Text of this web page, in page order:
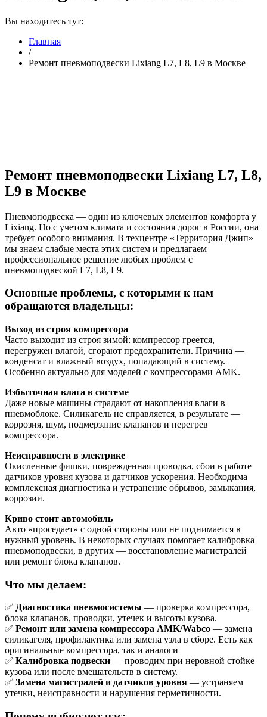
Вы находитесь тут:
Главная
/
Ремонт пневмоподвески Lixiang L7, L8, L9 в Москве
Ремонт пневмоподвески Lixiang L7, L8,
L9 в Москве
Пневмоподвеска — один из ключевых элементов комфорта у
Lixiang. Но с учетом климата и состояния дорог в России, она
требует особого внимания. В техцентре «Территория Джип»
мы знаем слабые места этих систем и предлагаем
профессиональное решение любых проблем с
пневмоподвеской L7, L8, L9.
Основные проблемы, с которыми к нам
обращаются владельцы:
Выход из строя компрессора
Часто выходит из строя зимой: компрессор греется,
перегружен влагой, сгорают предохранители. Причина —
конденсат и влажный воздух, попадающий в систему.
Особенно актуально для моделей с компрессорами AMK.
Избыточная влага в системе
Даже новые машины страдают от накопления влаги в
пневмоблоке. Силикагель не справляется, в результате —
коррозия, шум, подмерзание клапанов и перегрев
компрессора.
Неисправности в электрике
Окисленные фишки, поврежденная проводка, сбои в работе
датчиков уровня кузова и датчиков ускорения. Необходима
комплексная диагностика и устранение обрывов, замыкания,
коррозии.
Криво стоит автомобиль
Авто «проседает» с одной стороны или не поднимается в
нужный уровень. В некоторых случаях помогает калибровка
пневмоподвески, в других — восстановление магистралей
или ремонт блока клапанов.
Что мы делаем:
✅ Диагностика пневмосистемы — проверка компрессора,
блока клапанов, проводки, утечек и высоты кузова.
✅ Ремонт или замена компрессора AMK/Wabco — замена
силикагеля, профилактика или замена узла в сборе. Есть как
оригинальные компрессора, так и аналоги
✅ Калибровка подвески — проводим при неровной стойке
кузова или после вмешательств в систему.
✅ Замена магистралей и датчиков уровня — устраняем
утечки, неисправности и нарушения герметичности.